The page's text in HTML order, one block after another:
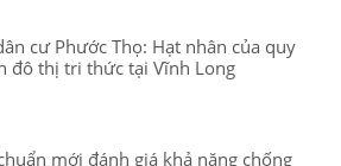
cư Phước Thọ: Hạt nhân của quy
đô thị tri thức tại Vĩnh Long
mới đánh giá khả năng chống